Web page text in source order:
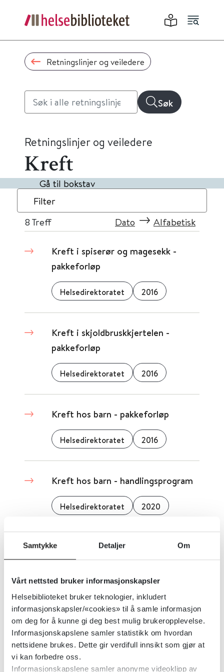
Samtykke Detaljer Om
Vårt nettsted bruker informasjonskapsler
Helsebiblioteket bruker teknologier, inkludert
informasjonskapsler/«cookies» til å samle informasjon
om deg for å kunne gi deg best mulig brukeropplevelse.
Informasjonskapslene samler statistikk om hvordan
nettsidene brukes. Dette gir verdifull innsikt som gjør at
vi kan forbedre oss.
Informasjonskapslene samler anonyme videoklipp av
Retningslinjer og veiledere
Søk
Retningslinjer og veiledere
Kreft
Gå til bokstav
Filter
8 Treff Dato Alfabetisk
Kreft i spiserør og magesekk -
pakkeforløp
Helsedirektoratet 2016
Kreft i skjoldbruskkjertelen -
pakkeforløp
Helsedirektoratet 2016
Kreft hos barn - pakkeforløp
Helsedirektoratet 2016
Kreft hos barn - handlingsprogram
Helsedirektoratet 2020
Kosthold ved diagnoser og
sykdomstilstander - nasjonale
faglige råd
Helsedirektoratet 2022
Kvinnesykdommer -
prioriteringsveileder